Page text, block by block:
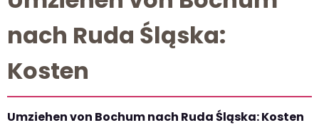
nach Ruda Śląska:
Kosten
Umziehen von Bochum nach Ruda Śląska: Kosten